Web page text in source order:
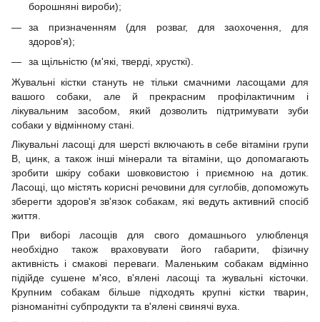
борошняні вироби);
за призначенням (для розваг, для заохочення, для
здоров'я);
за щільністю (м'які, тверді, хрусткі).
Жувальні кістки стануть не тільки смачними ласощами для
вашого собаки, але й прекрасним профілактичним і
лікувальним засобом, який дозволить підтримувати зуби
собаки у відмінному стані.
Лікувальні ласощі для шерсті включають в себе вітаміни групи
В, цинк, а також інші мінерали та вітаміни, що допомагають
зробити шкіру собаки шовковистою і приємною на дотик.
Ласощі, що містять корисні речовини для суглобів, допоможуть
зберегти здоров'я зв'язок собакам, які ведуть активний спосіб
життя.
При виборі ласощів для свого домашнього улюбленця
необхідно також враховувати його габарити, фізичну
активність і смакові переваги. Маленьким собакам відмінно
підійде сушене м'ясо, в'ялені ласощі та жувальні кісточки.
Крупним собакам більше підходять крупні кістки тварин,
різноманітні субпродукти та в'ялені свинячі вуха.